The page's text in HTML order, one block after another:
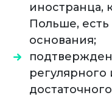
иностранца,
Польше,
основания;
регулярного